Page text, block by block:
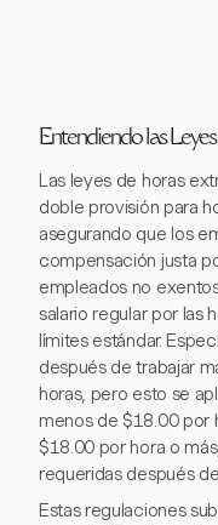
Entendiendo las
Las leyes de horas
doble provisión para
asegurando que los
compensación justa
empleados no
salario regular por las
límites estándar.
después de trabajar
horas, pero esto se
menos de $18.00 por
$18.00 por hora o
requeridas después
Estas regulaciones